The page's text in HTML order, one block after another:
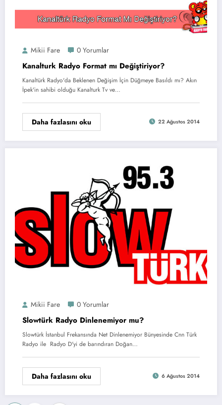
Mikii Fare 0 Yorumlar
Kanalturk Radyo Format mı Değiştiriyor?
Kanaltürk Radyo'da Beklenen Değişim İçin Düğmeye Basıldı mı? Akın
İpek'in sahibi olduğu Kanalturk Tv ve…
Daha fazlasını oku 22 Ağustos 2014
Mikii Fare 0 Yorumlar
Slowtürk Radyo Dinlenemiyor mu?
Slowtürk İstanbul Frekansında Net Dinlenemiyor Bünyesinde Cnn Türk
Radyo ile Radyo D'yi de barındıran Doğan…
Daha fazlasını oku 6 Ağustos 2014